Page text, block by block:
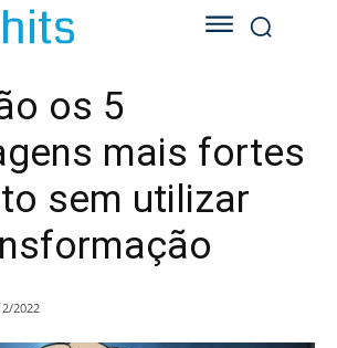
os 5
mais fortes
sem utilizar
2022